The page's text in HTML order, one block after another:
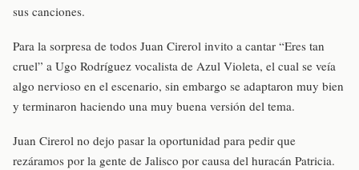
sus canciones.
Para la sorpresa de todos Juan Cirerol invito a cantar “Eres tan
cruel” a Ugo Rodríguez vocalista de Azul Violeta, el cual se veía
algo nervioso en el escenario, sin embargo se adaptaron muy bien
y terminaron haciendo una muy buena versión del tema.
Juan Cirerol no dejo pasar la oportunidad para pedir que
rezáramos por la gente de Jalisco por causa del huracán Patricia.